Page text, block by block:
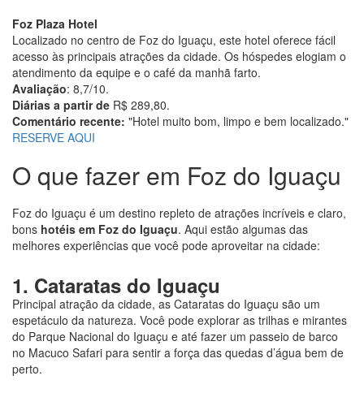
Foz Plaza Hotel
Localizado no centro de Foz do Iguaçu, este hotel oferece fácil
acesso às principais atrações da cidade. Os hóspedes elogiam o
atendimento da equipe e o café da manhã farto.
Avaliação: 8,7/10.
Diárias a partir de R$ 289,80.
Comentário recente: "Hotel muito bom, limpo e bem localizado."
RESERVE AQUI
O que fazer em Foz do Iguaçu
Foz do Iguaçu é um destino repleto de atrações incríveis e claro,
bons hotéis em Foz do Iguaçu. Aqui estão algumas das
melhores experiências que você pode aproveitar na cidade:
1. Cataratas do Iguaçu
Principal atração da cidade, as Cataratas do Iguaçu são um
espetáculo da natureza. Você pode explorar as trilhas e mirantes
do Parque Nacional do Iguaçu e até fazer um passeio de barco
no Macuco Safari para sentir a força das quedas d’água bem de
perto.